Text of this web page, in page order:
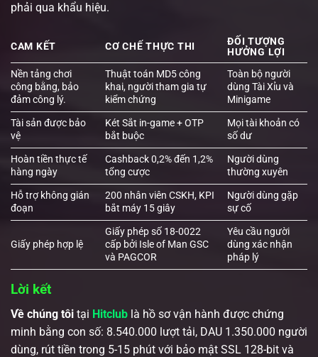
phải qua khẩu hiệu.
CAM KẾT CƠ CHẾ THỰC THI
ĐỐI TƯỢNG
HƯỞNG LỢI
Nền tảng chơi
công bằng, bảo
đảm công lý.
Thuật toán MD5 công
khai, người tham gia tự
kiểm chứng
Toàn bộ người
dùng Tài Xỉu và
Minigame
Tài sản được bảo
vệ
Két Sắt in-game + OTP
bắt buộc
Mọi tài khoản có
số dư
Hoàn tiền thực tế
hàng ngày
Cashback 0,2% đến 1,2%
tổng cược
Người dùng
thường xuyên
Hỗ trợ không gián
đoạn
200 nhân viên CSKH, KPI
bắt máy 15 giây
Người dùng gặp
sự cố
Giấy phép hợp lệ
Giấy phép số 18-0022
cấp bởi Isle of Man GSC
và PAGCOR
Yêu cầu người
dùng xác nhận
pháp lý
Lời kết
Về chúng tôi tại Hitclub là hồ sơ vận hành được chứng
minh bằng con số: 8.540.000 lượt tải, DAU 1.350.000 người
dùng, rút tiền trong 5-15 phút với bảo mật SSL 128-bit và